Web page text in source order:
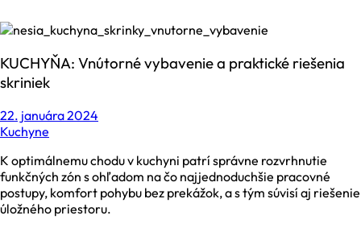
KUCHYŇA: Vnútorné vybavenie a praktické riešenia
skriniek
22. januára 2024
Kuchyne
K optimálnemu chodu v kuchyni patrí správne rozvrhnutie
funkčných zón s ohľadom na čo najjednoduchšie pracovné
postupy, komfort pohybu bez prekážok, a s tým súvisí aj riešenie
úložného priestoru.